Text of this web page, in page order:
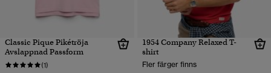
Classic Pique Pikétröja
Avslappnad Passform
(1)
1954 Company Relaxed T-
shirt
Fler färger finns